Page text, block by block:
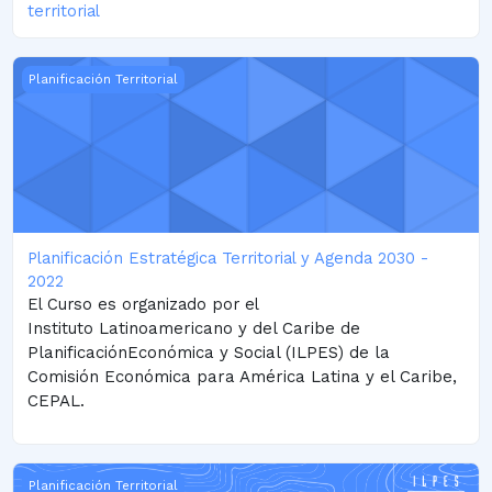
territorial
Planificación Estratégica Territorial y Agenda 2030 - 2022
Planificación Territorial
Planificación Estratégica Territorial y Agenda 2030 -
2022
El Curso es organizado por el
Instituto Latinoamericano y del Caribe de
PlanificaciónEconómica y Social (ILPES) de la
Comisión Económica para América Latina y el Caribe,
CEPAL.
Planificación Estratégica Territorial
Planificación Territorial